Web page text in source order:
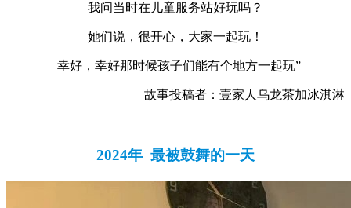
我问当时在儿童服务站好玩吗？
她们说，很开心，大家一起玩！
幸好，幸好那时候孩子们能有个地方一起玩”
故事投稿者：壹家人乌龙茶加冰淇淋
2024年 最被鼓舞的一天